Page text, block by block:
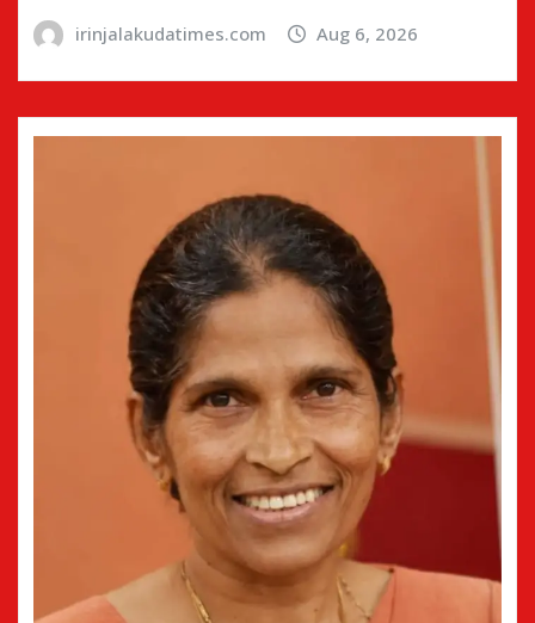
irinjalakudatimes.com Aug 6, 2026